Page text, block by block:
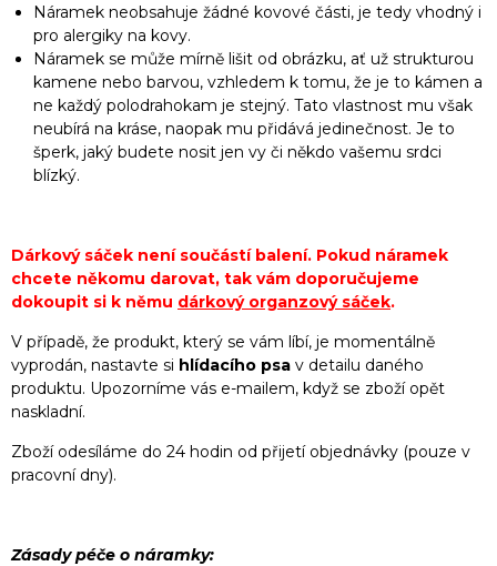
Náramek neobsahuje žádné kovové části, je tedy vhodný i
pro alergiky na kovy.
Náramek se může mírně lišit od obrázku, ať už strukturou
kamene nebo barvou, vzhledem k tomu, že je to kámen a
ne každý polodrahokam je stejný. Tato vlastnost mu však
neubírá na kráse, naopak mu přidává jedinečnost. Je to
šperk, jaký budete nosit jen vy či někdo vašemu srdci
blízký.
Dárkový sáček není součástí balení. Pokud náramek
chcete někomu darovat, tak vám doporučujeme
dokoupit si k němu dárkový organzový sáček.
V případě, že produkt, který se vám líbí, je momentálně
vyprodán, nastavte si hlídacího psa v detailu daného
produktu. Upozorníme vás e-mailem, když se zboží opět
naskladní.
Zboží odesíláme do 24 hodin od přijetí objednávky (pouze v
pracovní dny).
Zásady péče o náramky: